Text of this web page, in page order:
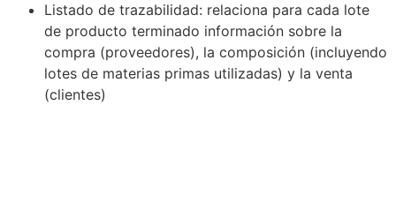
Listado de trazabilidad: relaciona para cada lote
de producto terminado información sobre la
compra (proveedores), la composición (incluyendo
lotes de materias primas utilizadas) y la venta
(clientes)